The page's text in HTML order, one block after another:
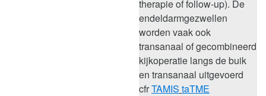
therapie of follow-up). De
endeldarmgezwellen
worden vaak ook
transanaal of gecombineerd
kijkoperatie langs de buik
en transanaal uitgevoerd
cfrTAMIS taTME